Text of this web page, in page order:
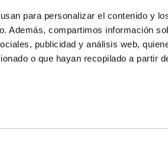
para personalizar el contenido y
Además, compartimos información
publicidad y análisis web,
o que hayan recopilado a partir